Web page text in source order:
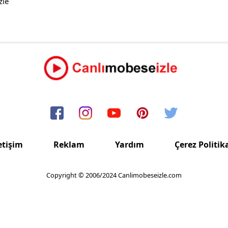
Reklam Yardım Çerez
Copyright © 2006/2024 Canlimobeseizle.com